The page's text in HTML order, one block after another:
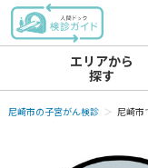
エリアから
探す
尼崎市の子宮がん検診 尼崎市